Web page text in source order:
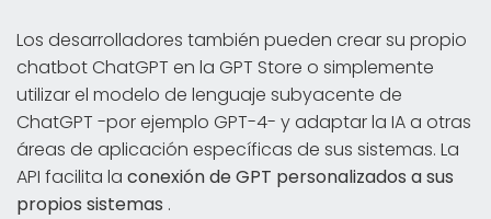
Los desarrolladores también pueden crear su propio
chatbot ChatGPT en la GPT Store o simplemente
utilizar el modelo de lenguaje subyacente de
ChatGPT -por ejemplo GPT-4- y adaptar la IA a otras
áreas de aplicación específicas de sus sistemas. La
API facilita la conexión de GPT personalizados a sus
propios sistemas .